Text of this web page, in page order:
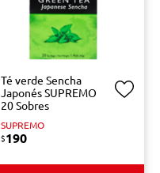
Té verde Sencha
Japonés SUPREMO
20 Sobres
SUPREMO
$190